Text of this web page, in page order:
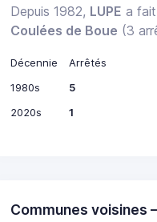
Depuis 1982, LUPE a
Coulées de Boue (3
Décennie
Arrêtés
1980s
5
2020s
1
Communes